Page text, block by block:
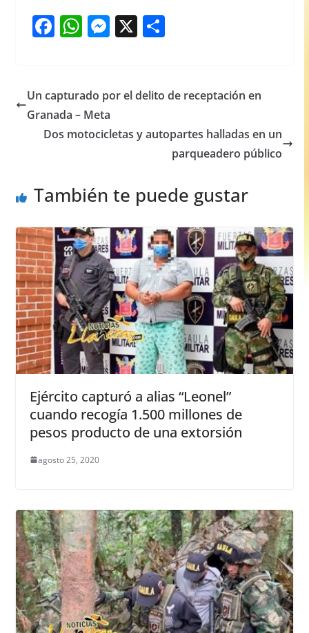
F
e
b
o
W
s
A
p
M
e
n
g
X S
e
Un capturado por el delito de receptación en
Granada – Meta
Dos motocicletas y autopartes halladas en un
parqueadero público
También te puede gustar
Ejército capturó a alias “Leonel”
cuando recogía 1.500 millones de
pesos producto de una extorsión
agosto 25, 2020